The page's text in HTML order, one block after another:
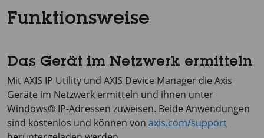
Funktionsweise
Das Gerät im Netzwerk ermitteln
MitAXIS IP Utility und AXIS Device Manager die Axis
Geräte im Netzwerk ermitteln und ihnen unter
Windows® IP-Adressen zuweisen. Beide Anwendungen
sind kostenlos und können von axis.com/support